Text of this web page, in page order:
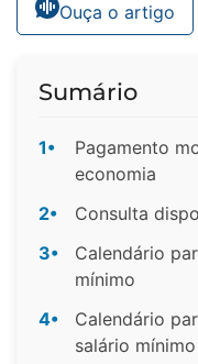
Ouça o artigo
Sumário
1•
Pagamento
economia
2•
Consulta
3•
Calendário
mínimo
4•
Calendário
salário mínimo